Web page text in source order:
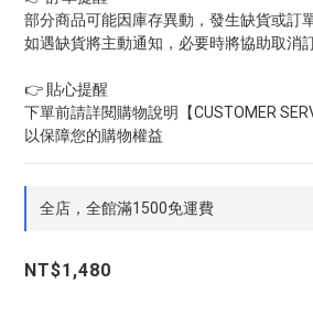
部分商品可能因庫存異動，發生缺貨或訂
如遇缺貨將主動通知，必要時將協助取消
👉 貼心提醒
下單前請詳閱購物說明【CUSTOMER
以保障您的購物權益
全店，全館滿1500免運費
NT$1,480